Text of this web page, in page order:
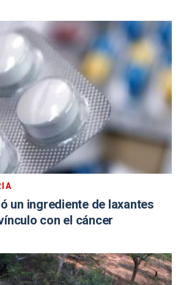
un ingrediente de laxantes
con el cáncer